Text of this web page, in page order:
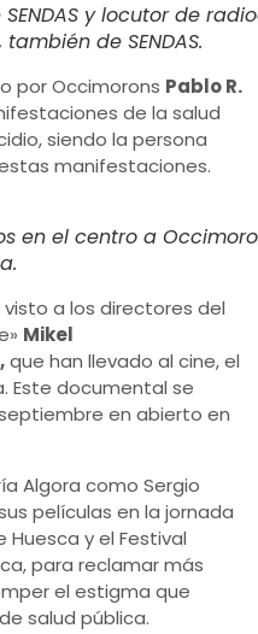
y locutor de
de SENDAS.
por Occimorons Pablo R.
de la salud
siendo la persona
manifestaciones.
en el centro a
a los directores del
Mikel
que han llevado al cine, el
Este documental se
en abierto en
Algora como Sergio
películas en la jornada
Huesca y el Festival
para reclamar más
el estigma que
salud pública.